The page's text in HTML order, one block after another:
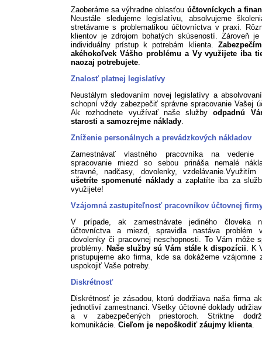
Zaoberáme sa výhradne oblasťou účtovníckych a
Neustále sledujeme legislatívu, absolvujeme
stretávame s problematikou účtovníctva v praxi.
klientov je zdrojom bohatých skúseností. Zároveň je
individuálny prístup k potrebám klienta.
akéhokoľvek Vášho problému a Vy využijete iba
naozaj potrebujete.
Znalosť platnej legislatívy
Neustálym sledovaním novej legislatívy a
schopní vždy zabezpečiť správne spracovanie Vašej
Ak rozhodnete využívať naše službyodpadnú
starosti a samozrejme náklady.
Zníženie personálnych a prevádzkových nákladov
Zamestnávať vlastného pracovníka na vedenie
spracovanie miezd so sebou prináša nemalé
stravné, nadčasy, dovolenky,
ušetríte spomenuté nákladya zaplatíte iba za
využijete!
Vzájomná zastupiteľnosť pracovníkov účtovnej
V prípade, ak zamestnávate jediného človeka
účtovníctva a miezd, spravidla nastáva problém
dovolenky či pracovnej neschopnosti. To Vám môže
problémy. Naše služby sú Vám stále k dispozícii. K
pristupujeme ako firma, kde sa dokážeme vzájomne
uspokojiť Vaše potreby.
Diskrétnosť
Diskrétnosť je zásadou, ktorú dodržiava naša firma
jednotliví zamestnanci. Všetky účtovné doklady
a v zabezpečených priestoroch. Striktne
komunikácie. Cieľom je nepoškodiť záujmy klienta.